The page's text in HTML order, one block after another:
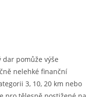
dar pomůže výše
nelehké finanční
3, 10, 20 km nebo